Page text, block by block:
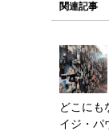
関連記事
どこにも
イジ・パ